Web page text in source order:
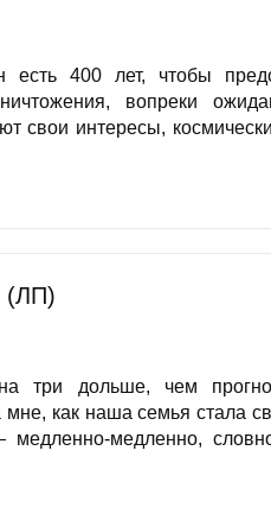
есть 400 лет, чтобы
вопреки
свои интересы,
(ЛП)
три дольше, чем
как наша семья стала
медленно-медленно,